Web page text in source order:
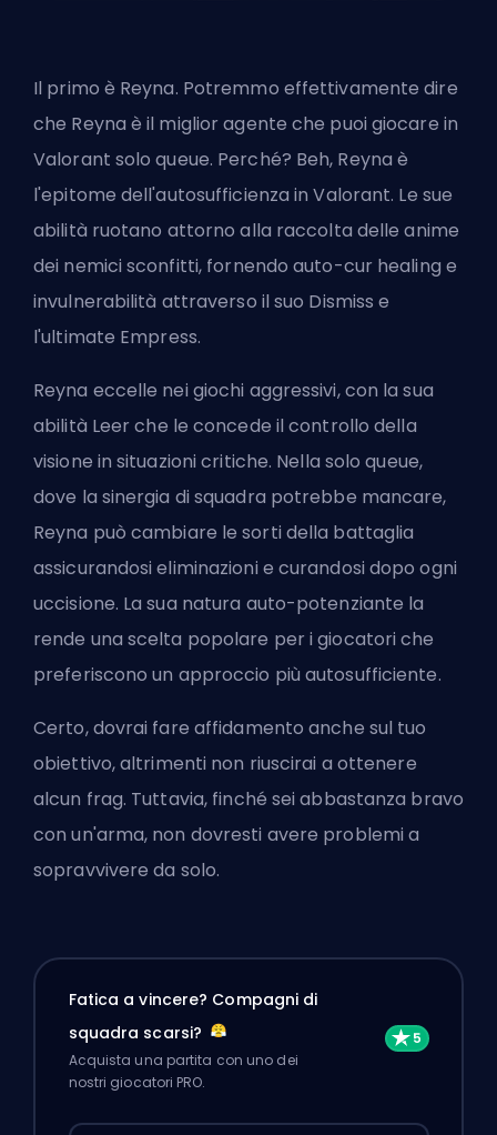
Il primo è Reyna. Potremmo effettivamente dire
che Reyna è il miglior agente che puoi giocare in
Valorant solo queue. Perché? Beh, Reyna è
l'epitome dell'autosufficienza in Valorant. Le sue
abilità ruotano attorno alla raccolta delle anime
dei nemici sconfitti, fornendo auto-cur healing e
invulnerabilità attraverso il suo Dismiss e
l'ultimate Empress.
Reyna eccelle nei giochi aggressivi, con la sua
abilità Leer che le concede il controllo della
visione in situazioni critiche. Nella solo queue,
dove la sinergia di squadra potrebbe mancare,
Reyna può cambiare le sorti della battaglia
assicurandosi eliminazioni e curandosi dopo ogni
uccisione. La sua natura auto-potenziante la
rende una scelta popolare per i giocatori che
preferiscono un approccio più autosufficiente.
Certo, dovrai fare affidamento anche sul tuo
obiettivo, altrimenti non riuscirai a ottenere
alcun frag. Tuttavia, finché sei abbastanza bravo
con un'arma, non dovresti avere problemi a
sopravvivere da solo.
Fatica a vincere? Compagni di
squadra scarsi?
Acquista una partita con uno dei
nostri giocatori PRO.